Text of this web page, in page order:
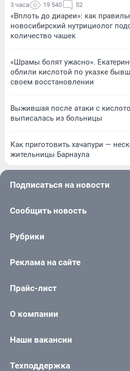
3 часа 19 540 52
«Вплоть до диареи»: как
новосибирский нутрициолог
количество чашек
«Шрамы болят ужасно».
облили кислотой по указке
своем восстановлении
Выжившая после атаки с
выписалась из больницы
Как приготовить хачапури —
жительницы Барнаула
Подписаться на новости
Сообщить новость
Рубрики
Реклама на сайте
Прайс-лист
О компании
Наши вакансии
Техподдержка